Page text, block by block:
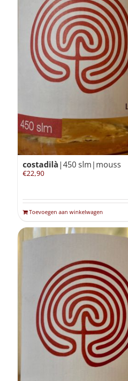
costadilà|450 slm|mouss
€22,90
Toevoegen aan winkelwagen